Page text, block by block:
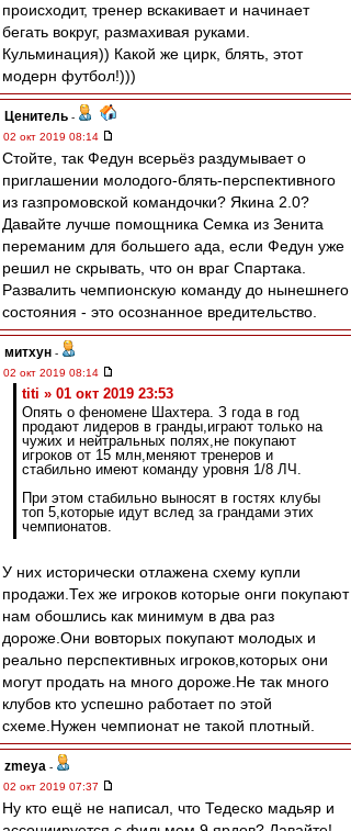
происходит, тренер вскакивает и начинает
бегать вокруг, размахивая руками.
Кульминация)) Какой же цирк, блять, этот
модерн футбол!)))
Ценитель -
02 окт 2019 08:14
Стойте, так Федун всерьёз раздумывает о
приглашении молодого-блять-перспективного
из газпромовской командочки? Якина 2.0?
Давайте лучше помощника Семка из Зенита
переманим для большего ада, если Федун уже
решил не скрывать, что он враг Спартака.
Развалить чемпионскую команду до нынешнего
состояния - это осознанное вредительство.
митхун -
02 окт 2019 08:14
titi » 01 окт 2019 23:53
Опять о феномене Шахтера. З года в год
продают лидеров в гранды,играют только на
чужих и нейтральных полях,не покупают
игроков от 15 млн,меняют тренеров и
стабильно имеют команду уровня 1/8 ЛЧ.
При этом стабильно выносят в гостях клубы
топ 5,которые идут вслед за грандами этих
чемпионатов.
У них исторически отлажена схему купли
продажи.Тех же игроков которые онги покупают
нам обошлись как минимум в два раз
дороже.Они вовторых покупают молодых и
реально перспективных игроков,которых они
могут продать на много дороже.Не так много
клубов кто успешно работает по этой
схеме.Нужен чемпионат не такой плотный.
zmeya -
02 окт 2019 07:37
Ну кто ещё не написал, что Тедеско мадьяр и